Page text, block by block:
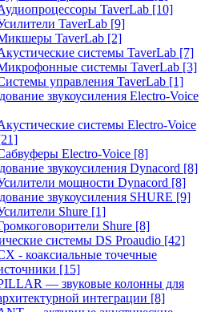
TaverLab [10]
TaverLab [9]
TaverLab [2]
системы TaverLab [7]
системы TaverLab [3]
управления TaverLab [1]
звукоусиления Electro-Voice
системы Electro-Voice
Electro-Voice [8]
звукоусиления Dynacord [8]
мощности Dynacord [8]
звукоусиления SHURE [9]
Shure [1]
Shure [8]
системы DS Proaudio [42]
- коаксиальные точечные
[15]
— звуковые колонны для
интеграции [8]